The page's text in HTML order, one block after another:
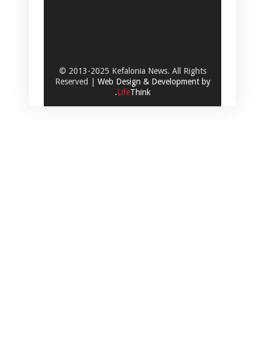
© 2013-2025 Kefalonia News. All Rights
Reserved | Web Design & Development by
.LifeThink